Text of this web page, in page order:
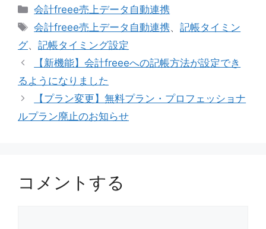
カ
テ
ゴ
リ
ー
会計freee売上データ自動連携
タ
グ
会計freee売上データ自動連携、記帳タイミン
グ、 記帳タイミング設定
【新機能】会計freeeへの記帳方法が設定でき
るようになりました
【プラン変更】無料プラン・プロフェッショナ
ルプラン廃止のお知らせ
コメントする